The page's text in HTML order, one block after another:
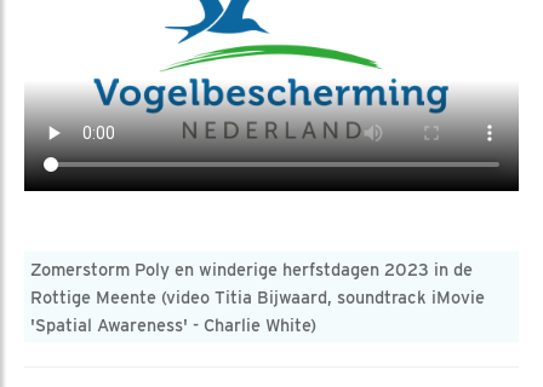
Zomerstorm Poly en winderige herfstdagen 2023 in de
Rottige Meente (video Titia Bijwaard, soundtrack iMovie
'Spatial Awareness' - Charlie White)